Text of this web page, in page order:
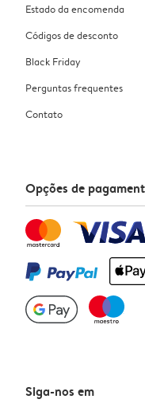
Estado da encomenda
Códigos de desconto
Black Friday
Perguntas frequentes
Contato
Opções de
Siga-nos em